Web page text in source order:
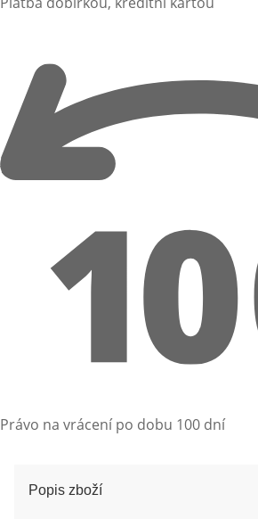
Právo na vrácení po dobu 100 dní
Popis zboží